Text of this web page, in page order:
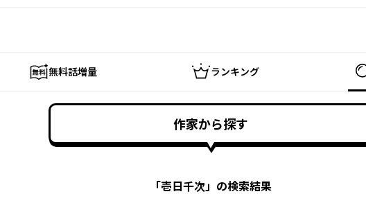
無料話増量 ランキング
作家から探す
「壱日千次」の検索結果